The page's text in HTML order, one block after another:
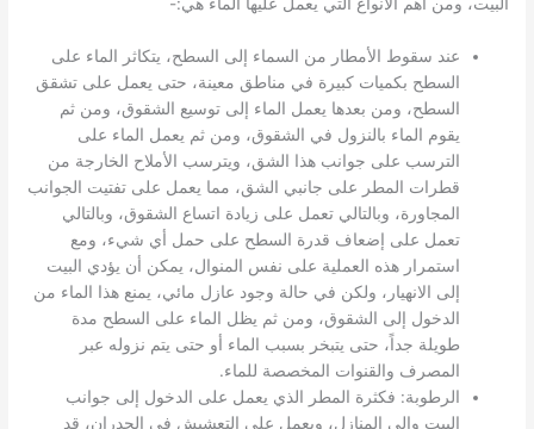
عند سقوط الأمطار من السماء إلى السطح، يتكاثر الماء على
السطح بكميات كبيرة في مناطق معينة، حتى يعمل على تشقق
السطح، ومن بعدها يعمل الماء إلى توسيع الشقوق، ومن ثم
يقوم الماء بالنزول في الشقوق، ومن ثم يعمل الماء على
الترسب على جوانب هذا الشق، ويترسب الأملاح الخارجة من
قطرات المطر على جانبي الشق، مما يعمل على تفتيت الجوانب
المجاورة، وبالتالي تعمل على زيادة اتساع الشقوق، وبالتالي
تعمل على إضعاف قدرة السطح على حمل أي شيء، ومع
استمرار هذه العملية على نفس المنوال، يمكن أن يؤدي البيت
إلى الانهيار، ولكن في حالة وجود عازل مائي، يمنع هذا الماء من
الدخول إلى الشقوق، ومن ثم يظل الماء على السطح مدة
طويلة جداً، حتى يتبخر بسبب الماء أو حتى يتم نزوله عبر
المصرف والقنوات المخصصة للماء.
الرطوبة: فكثرة المطر الذي يعمل على الدخول إلى جوانب
البيت وإلى المنازل، ويعمل على التعشيش في الجدران، قد